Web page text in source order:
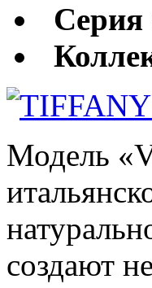
Серия
Модель
создают